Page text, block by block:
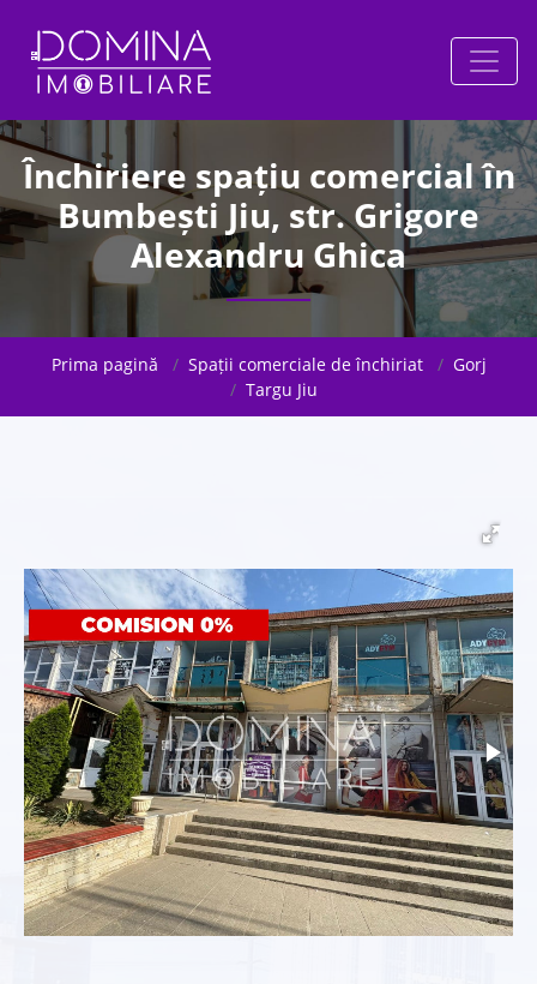
Închiriere spațiu comercial în
Bumbești Jiu, str. Grigore
Alexandru Ghica
Prima pagină Spații comerciale de închiriat
Gorj
Targu Jiu